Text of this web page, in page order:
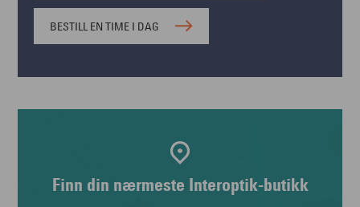
BESTILL EN TIME I DAG
Finn din nærmeste Interoptik-butikk